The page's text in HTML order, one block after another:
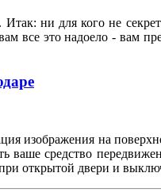
ни для кого не
все это надоело -
изображения на
ваше средство
открытой двери и